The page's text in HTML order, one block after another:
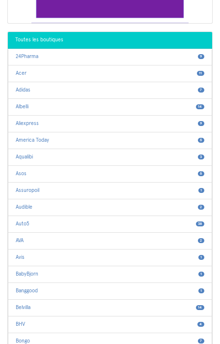
Toutes les boutiques
24Pharma 9
Acer 11
Adidas 7
Albelli 14
Aliexpress 9
America Today 6
Aqualibi 3
Asos 6
Assuropoil 1
Audible 2
Auto5 38
AVA 2
Avis 1
BabyBjorn 1
Banggood 1
Belvilla 14
BHV 4
Bongo 7